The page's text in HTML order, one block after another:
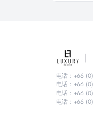
电话：+66
电话：+66
电话：+66
电话：+66